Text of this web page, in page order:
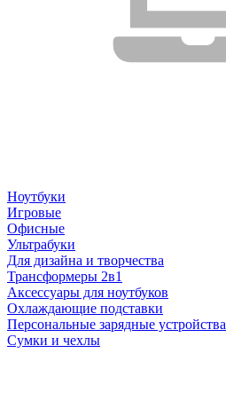
Ноутбуки
Игровые
Офисные
Ультрабуки
Для дизайна и творчества
Трансформеры 2в1
Аксессуары для ноутбуков
Охлаждающие подставки
Персональные зарядные устройства
Сумки и чехлы